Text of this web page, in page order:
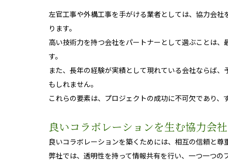
左官工事や外構工事を手がける業者としては、協力会
ります。
高い技術力を持つ会社をパートナーとして選ぶことは
す。
また、長年の経験が実績として現れている会社ならば
もしれません。
これらの要素は、プロジェクトの成功に不可欠であり、
良いコラボレーションを生む協力会
良いコラボレーションを築くためには、相互の信頼と尊
弊社では、透明性を持って情報共有を行い、一つ一つ